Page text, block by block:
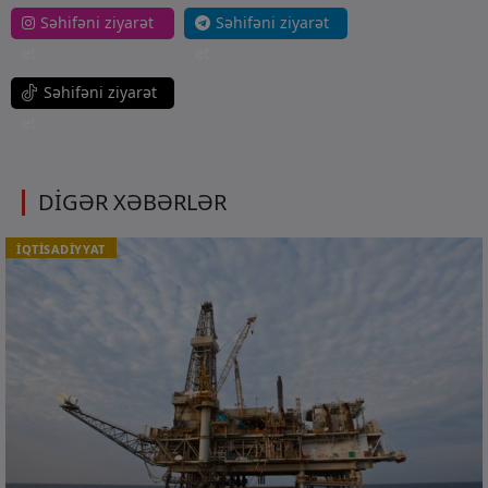
Səhifəni ziyarət
Səhifəni ziyarət
Səhifəni ziyarət
DİGƏR XƏBƏRLƏR
İQTİSADİYYAT